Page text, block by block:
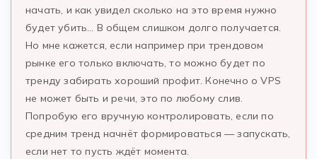
начать, и как увидел сколько на это время нужно
будет убить… В общем слишком долго получается.
Но мне кажется, если например при трендовом
рынке его только включать, то можно будет по
тренду забирать хороший профит. Конечно о VPS
не может быть и речи, это по любому слив.
Попробую его вручную контролировать, если по
средним тренд начнёт формироваться — запускать,
если нет то пусть ждёт момента.